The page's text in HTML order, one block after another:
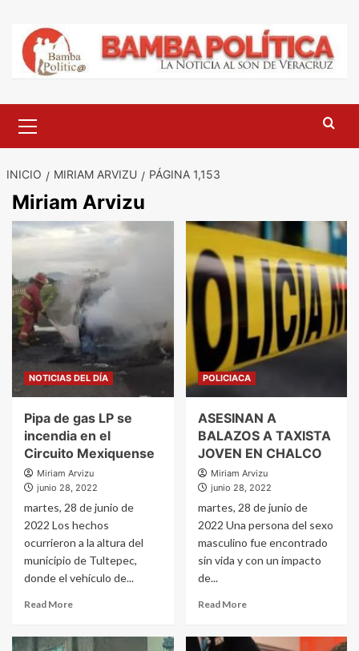
contenido
principal
INICIO MIRIAM ARVIZU PÁGINA 1,153
Miriam Arvizu
NOTICIAS DEL DÍA
Pipa de gas LP se
incendia en el
Circuito Mexiquense
Miriam Arvizu
junio 28, 2022
martes, 28 de junio de
2022 Los hechos
ocurrieron a la altura del
municipio de Tultepec,
donde el vehículo de...
Read More
POLICIACA
ASESINAN A
BALAZOS A TAXISTA
JOVEN EN CHALCO
Miriam Arvizu
junio 28, 2022
martes, 28 de junio de
2022 Una persona del sexo
masculino fue encontrado
sin vida y con un impacto
de...
Read More